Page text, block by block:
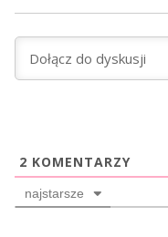
2 KOMENTARZY
najstarsze